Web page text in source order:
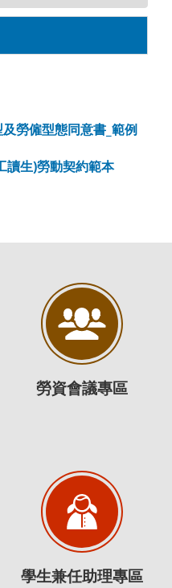
勞僱型態同意書_範例
讀生)勞動契約範本
勞資會議專區
學生兼任助理專區